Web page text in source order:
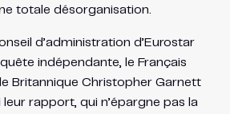
totale désorganisation.
d’administration d’Eurostar
indépendante, le Français
Britannique Christopher Garnett
rapport, qui n’épargne pas la